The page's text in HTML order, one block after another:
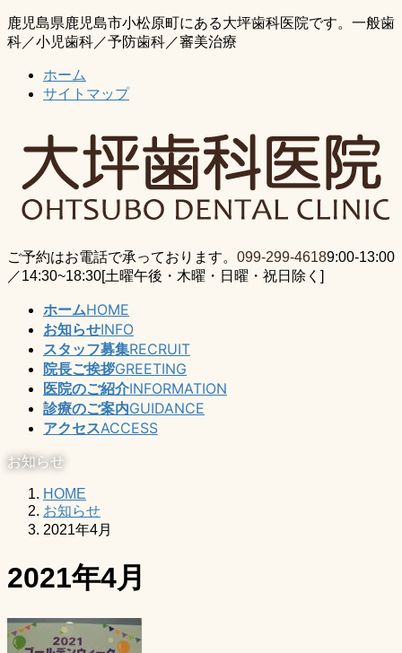
コ
ン
ナ
ビ
鹿児島県鹿児島市小松原町にある大坪歯科医院です。一般歯
科／小児歯科／予防歯科／審美治療
ホーム
サイトマップ
ご予約はお電話で承っております。 099-299-46189:00-13:00
／14:30~18:30[土曜午後・木曜・日曜・祝日除く]
ホームHOME
お知らせINFO
スタッフ募集RECRUIT
院長ご挨拶GREETING
医院のご紹介INFORMATION
診療のご案内GUIDANCE
アクセスACCESS
お知らせ
HOME
お知らせ
2021年4月
2021年4月